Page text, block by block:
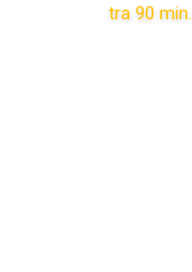
tra 90 min.